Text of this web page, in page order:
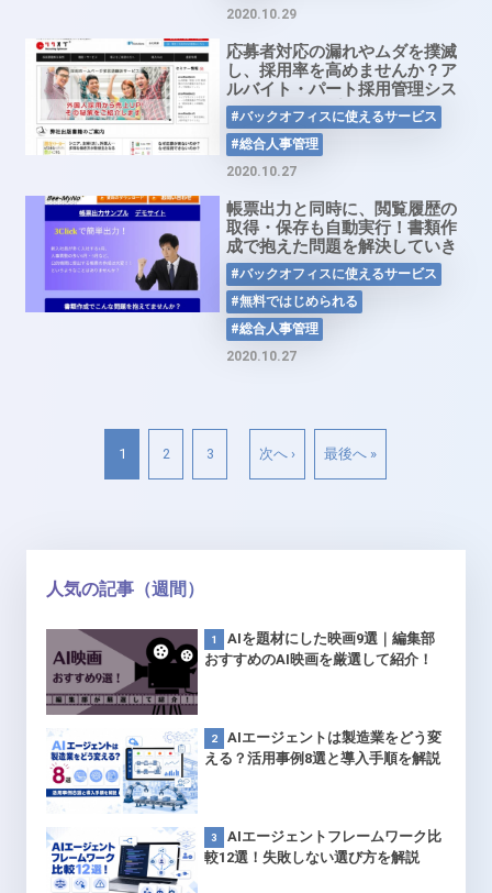
2020.10.29
応募者対応の漏れやムダを撲滅
し、採用率を高めませんか？ア
ルバイト・パート採用管理シス
テム「リクオプ」
#バックオフィスに使えるサービス
#総合人事管理
2020.10.27
帳票出力と同時に、閲覧履歴の
取得・保存も自動実行！書類作
成で抱えた問題を解決していき
ませんか？帳票作成サービス
「Bee-MyNo」
#バックオフィスに使えるサービス
#無料ではじめられる
#総合人事管理
2020.10.27
1 2 3 次へ › 最後へ »
人気の記事（週間）
AIを題材にした映画9選｜編集部
おすすめのAI映画を厳選して紹介！
AIエージェントは製造業をどう変
える？活用事例8選と導入手順を解説
AIエージェントフレームワーク比
較12選！失敗しない選び方を解説